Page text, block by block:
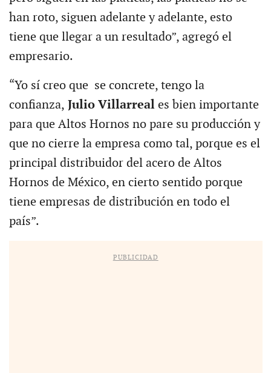
han roto, siguen adelante y adelante, esto
tiene que llegar a un resultado”, agregó el
empresario.
“Yo sí creo que se concrete, tengo la
confianza, Julio Villarreal es bien importante
para que Altos Hornos no pare su producción y
que no cierre la empresa como tal, porque es el
principal distribuidor del acero de Altos
Hornos de México, en cierto sentido porque
tiene empresas de distribución en todo el
país”.
PUBLICIDAD